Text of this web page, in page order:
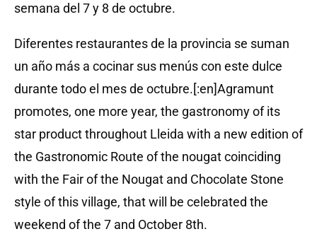
semana del 7 y 8 de octubre.
Diferentes restaurantes de la provincia se suman
un año más a cocinar sus menús con este dulce
durante todo el mes de octubre.[:en]Agramunt
promotes, one more year, the gastronomy of its
star product throughout Lleida with a new edition of
the Gastronomic Route of the nougat coinciding
with the Fair of the Nougat and Chocolate Stone
style of this village, that will be celebrated the
weekend of the 7 and October 8th.